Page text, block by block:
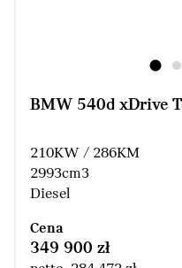
BMW 540d xDrive
210KW / 286KM
2993cm3
Diesel
Cena
349 900 zł